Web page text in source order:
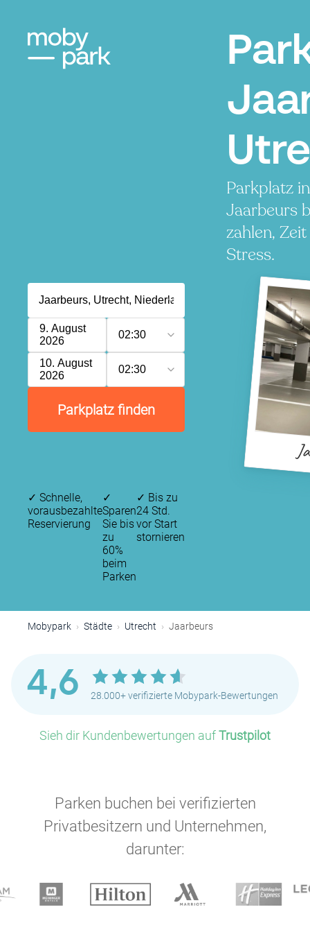
Parkplatz
Jaarbeurs
zahlen,
Stress.
9. August
2026
02:30
10. August
2026
02:30
Parkplatz finden
✓ Schnelle,
vorausbezahlte
Reservierung
✓
Sparen
Sie bis
zu
60%
beim
Parken
✓ Bis zu
24 Std.
vor Start
stornieren
Mobypark Städte Utrecht Jaarbeurs
4,6 28.000+ verifizierte Mobypark-Bewertungen
Sieh dir Kundenbewertungen aufTrustpilot
Parken buchen bei verifizierten
Privatbesitzern und Unternehmen,
darunter: